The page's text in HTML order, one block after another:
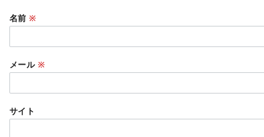
名前※
メール ※
サイト